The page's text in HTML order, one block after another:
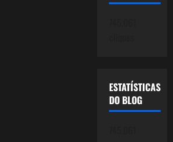
ESTATÍSTICAS
DO BLOG